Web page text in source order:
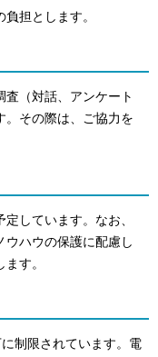
担とします。
（対話、アンケート
。その際は、ご協力を
しています。なお、
ウハウの保護に配慮し
す。
制限されています。電